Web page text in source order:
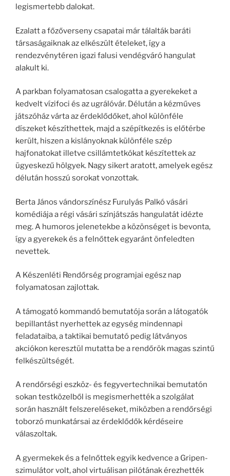
legismertebb dalokat.
Ezalatt a főzőverseny csapatai már tálalták baráti
társaságaiknak az elkészült ételeket, így a
rendezvénytéren igazi falusi vendégváró hangulat
alakult ki.
A parkban folyamatosan csalogatta a gyerekeket a
kedvelt vízifoci és az ugrálóvár. Délután a kézműves
játszóház várta az érdeklődőket, ahol különféle
díszeket készíthettek, majd a szépítkezés is előtérbe
került, hiszen a kislányoknak különféle szép
hajfonatokat illetve csillámtetkókat készítettek az
ügyeskezű hölgyek. Nagy sikert aratott, amelyek egész
délután hosszú sorokat vonzottak.
Berta János vándorszínész Furulyás Palkó vásári
komédiája a régi vásári színjátszás hangulatát idézte
meg. A humoros jelenetekbe a közönséget is bevonta,
így a gyerekek és a felnőttek egyaránt önfeledten
nevettek.
A Készenléti Rendőrség programjai egész nap
folyamatosan zajlottak.
A támogató kommandó bemutatója során a látogatók
bepillantást nyerhettek az egység mindennapi
feladataiba, a taktikai bemutató pedig látványos
akciókon keresztül mutatta be a rendőrök magas szintű
felkészültségét.
A rendőrségi eszköz- és fegyvertechnikai bemutatón
sokan testközelből is megismerhették a szolgálat
során használt felszereléseket, miközben a rendőrségi
toborzó munkatársai az érdeklődők kérdéseire
válaszoltak.
A gyermekek és a felnőttek egyik kedvence a Gripen-
szimulátor volt, ahol virtuálisan pilótának érezhették